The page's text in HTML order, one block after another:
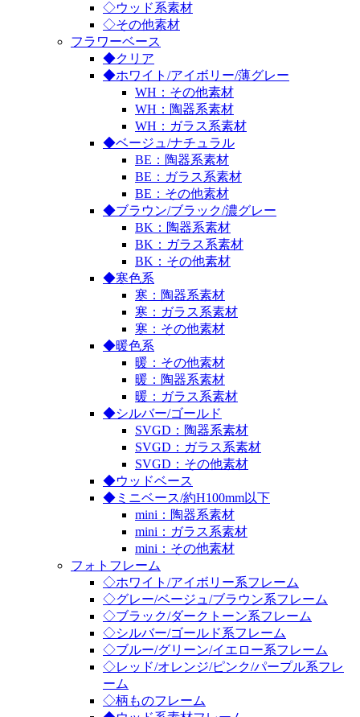
◇ウッド系素材
◇その他素材
フラワーベース
◆クリア
◆ホワイト/アイボリー/薄グレー
WH：その他素材
WH：陶器系素材
WH：ガラス系素材
◆ベージュ/ナチュラル
BE：陶器系素材
BE：ガラス系素材
BE：その他素材
◆ブラウン/ブラック/濃グレー
BK：陶器系素材
BK：ガラス系素材
BK：その他素材
◆寒色系
寒：陶器系素材
寒：ガラス系素材
寒：その他素材
◆暖色系
暖：その他素材
暖：陶器系素材
暖：ガラス系素材
◆シルバー/ゴールド
SVGD：陶器系素材
SVGD：ガラス系素材
SVGD：その他素材
◆ウッドベース
◆ミニベース/約H100mm以下
mini：陶器系素材
mini：ガラス系素材
mini：その他素材
フォトフレーム
◇ホワイト/アイボリー系フレーム
◇グレー/ベージュ/ブラウン系フレーム
◇ブラック/ダークトーン系フレーム
◇シルバー/ゴールド系フレーム
◇ブルー/グリーン/イエロー系フレーム
◇レッド/オレンジ/ピンク/パープル系フレ
ーム
◇柄ものフレーム